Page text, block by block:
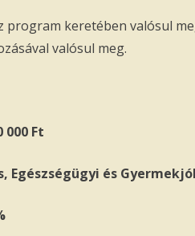
program keretében valósul
valósul meg.
000 Ft
Egészségügyi és